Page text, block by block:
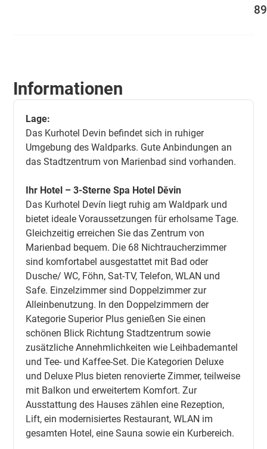
Informationen
Lage:
Das Kurhotel Devin befindet sich in ruhiger
Umgebung des Waldparks. Gute Anbindungen an
das Stadtzentrum von Marienbad sind vorhanden.
Ihr Hotel – 3-Sterne Spa Hotel Děvin
Das Kurhotel Devín liegt ruhig am Waldpark und
bietet ideale Voraussetzungen für erholsame Tage.
Gleichzeitig erreichen Sie das Zentrum von
Marienbad bequem. Die 68 Nichtraucherzimmer
sind komfortabel ausgestattet mit Bad oder
Dusche/ WC, Föhn, Sat-TV, Telefon, WLAN und
Safe. Einzelzimmer sind Doppelzimmer zur
Alleinbenutzung. In den Doppelzimmern der
Kategorie Superior Plus genießen Sie einen
schönen Blick Richtung Stadtzentrum sowie
zusätzliche Annehmlichkeiten wie Leihbademantel
und Tee- und Kaffee-Set. Die Kategorien Deluxe
und Deluxe Plus bieten renovierte Zimmer, teilweise
mit Balkon und erweitertem Komfort. Zur
Ausstattung des Hauses zählen eine Rezeption,
Lift, ein modernisiertes Restaurant, WLAN im
gesamten Hotel, eine Sauna sowie ein Kurbereich.